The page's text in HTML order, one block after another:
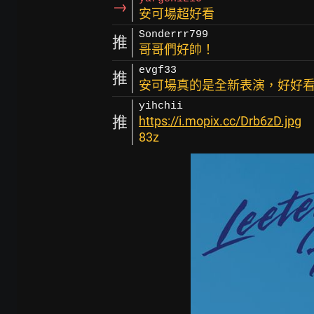
→ 安可場超好看
推 Sonderrr799
哥哥們好帥！
推 evgf33
安可場真的是全新表演，好好
推
yihchii
https://i.mopix.cc/Drb6zD.jpg
83z